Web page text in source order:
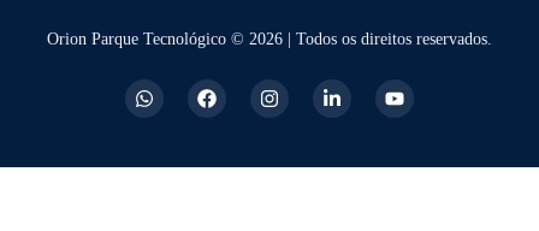
Orion Parque Tecnológico © 2026 | Todos os direitos reservados.
W
h
s
F
a
b
I
n
a
L
i
e
Y
o
u